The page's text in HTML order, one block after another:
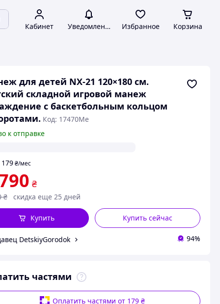
Кабинет Уведомления Избранное Корзина
для детей NX-21 120×180 см.
складной игровой манеж
с баскетбольным кольцом
Код: 17470Me
к отправке
179 ₴/мес
₴
₴ скидка еще 25 дней
Купить сейчас
Купить
DetskiyGorodok 94%
частями
Оплатить частями от 179 ₴